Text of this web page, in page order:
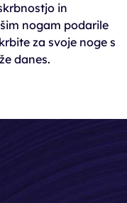
in
nogam podarile
za svoje noge s
danes.